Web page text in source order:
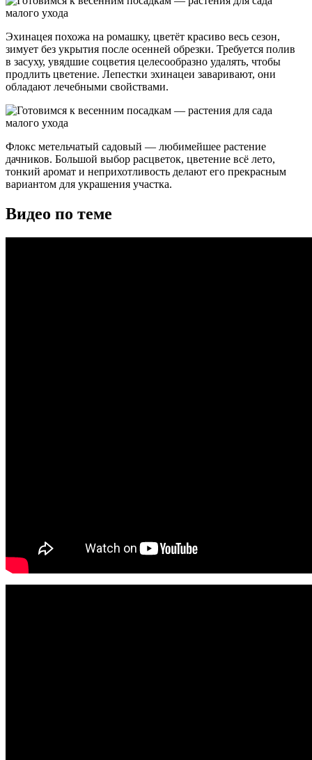
Эхинацея похожа на ромашку, цветёт красиво весь сезон,
зимует без укрытия после осенней обрезки. Требуется полив
в засуху, увядшие соцветия целесообразно удалять, чтобы
продлить цветение. Лепестки эхинацеи заваривают, они
обладают лечебными свойствами.
Флокс метельчатый садовый — любимейшее растение
дачников. Большой выбор расцветок, цветение всё лето,
тонкий аромат и неприхотливость делают его прекрасным
вариантом для украшения участка.
Видео по теме